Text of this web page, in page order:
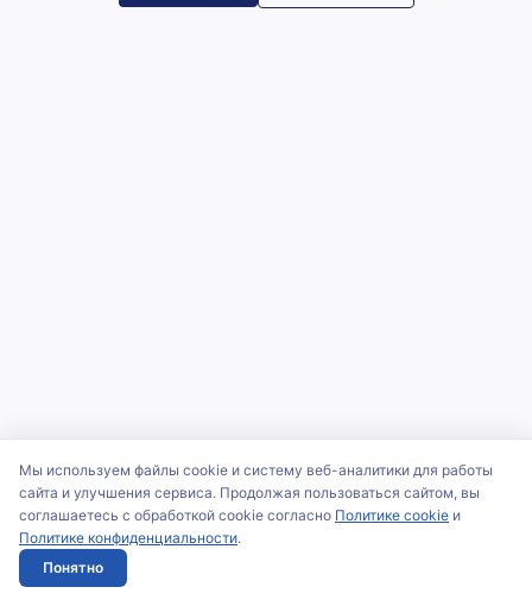
Мы используем файлы cookie и систему веб-аналитики для работы
сайта и улучшения сервиса. Продолжая пользоваться сайтом, вы
соглашаетесь с обработкой cookie согласно Политике cookie и
Политике конфиденциальности.
Понятно